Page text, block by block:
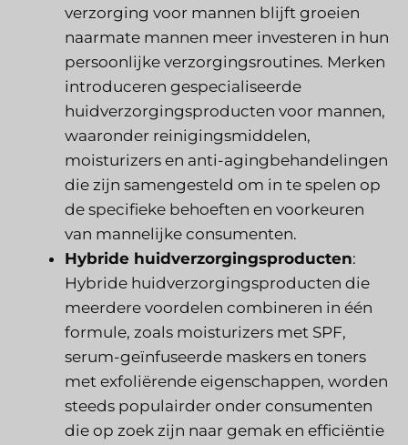
verzorging voor mannen blijft groeien
naarmate mannen meer investeren in hun
persoonlijke verzorgingsroutines. Merken
introduceren gespecialiseerde
huidverzorgingsproducten voor mannen,
waaronder reinigingsmiddelen,
moisturizers en anti-agingbehandelingen
die zijn samengesteld om in te spelen op
de specifieke behoeften en voorkeuren
van mannelijke consumenten.
Hybride huidverzorgingsproducten:
Hybride huidverzorgingsproducten die
meerdere voordelen combineren in één
formule, zoals moisturizers met SPF,
serum-geïnfuseerde maskers en toners
met exfoliërende eigenschappen, worden
steeds populairder onder consumenten
die op zoek zijn naar gemak en efficiëntie